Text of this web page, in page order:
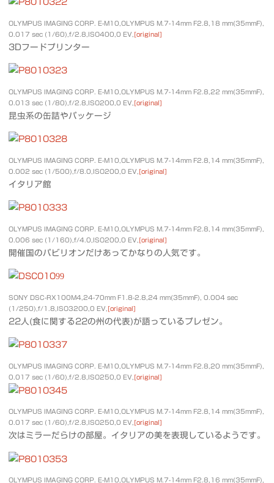
OLYMPUS IMAGING CORP. E-M10,OLYMPUS M.7-14mm F2.8,18 mm(35mmF),
0.017 sec (1/60),f/2.8,ISO400,0 EV, [original]
3Dフードプリンター
OLYMPUS IMAGING CORP. E-M10,OLYMPUS M.7-14mm F2.8,22 mm(35mmF),
0.013 sec (1/80),f/2.8,ISO200,0 EV, [original]
昆虫系の缶詰やパッケージ
OLYMPUS IMAGING CORP. E-M10,OLYMPUS M.7-14mm F2.8,14 mm(35mmF),
0.002 sec (1/500),f/8.0,ISO200,0 EV, [original]
イタリア館
OLYMPUS IMAGING CORP. E-M10,OLYMPUS M.7-14mm F2.8,14 mm(35mmF),
0.006 sec (1/160),f/4.0,ISO200,0 EV, [original]
開催国のパビリオンだけあってかなりの人気です。
SONY DSC-RX100M4,24-70mm F1.8-2.8,24 mm(35mmF), 0.004 sec
(1/250),f/1.8,ISO3200,0 EV, [original]
22人(食に関する22の州の代表)が語っているプレゼン。
OLYMPUS IMAGING CORP. E-M10,OLYMPUS M.7-14mm F2.8,20 mm(35mmF),
0.017 sec (1/60),f/2.8,ISO250,0 EV, [original]
OLYMPUS IMAGING CORP. E-M10,OLYMPUS M.7-14mm F2.8,14 mm(35mmF),
0.017 sec (1/60),f/2.8,ISO250,0 EV, [original]
次はミラーだらけの部屋。イタリアの美を表現しているようです。
OLYMPUS IMAGING CORP. E-M10,OLYMPUS M.7-14mm F2.8,16 mm(35mmF),